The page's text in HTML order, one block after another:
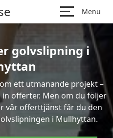
Menu
golvslipning i
ett utmanande projekt –
offerter. Men om du följer
vår offerttjänst får du den
i Mullhyttan.